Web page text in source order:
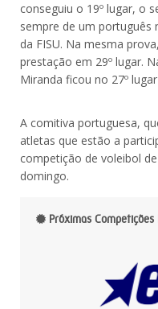
conseguiu o 19º lugar, o
sempre de um português
da FISU. Na mesma
prestação em 29º lugar.
Miranda ficou no 27º
A comitiva portuguesa,
atletas que estão a
competição de voleibol
domingo.
Próximas